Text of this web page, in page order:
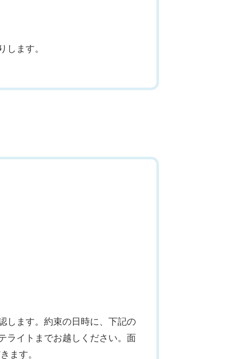
ます。
します。約束の日時に、下記の
ライトまでお越しください。面
ます。